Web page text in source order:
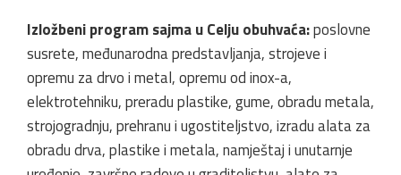
Izložbeni program sajma u Celju obuhvaća:poslovne
susrete, međunarodna predstavljanja, strojeve i
opremu za drvo i metal, opremu od inox-a,
elektrotehniku, preradu plastike, gume, obradu metala,
strojogradnju, prehranu i ugostiteljstvo, izradu alata za
obradu drva, plastike i metala, namještaj i unutarnje